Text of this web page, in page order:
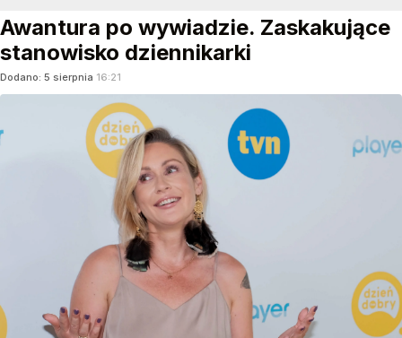
Awantura po wywiadzie. Zaskakujące
stanowisko dziennikarki
Dodano: 5 sierpnia 16:21